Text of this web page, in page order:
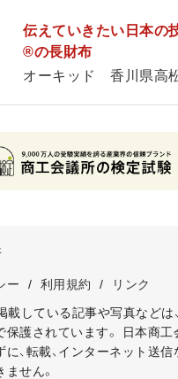
伝えていきたい日本の
®の長財布
オーキッド 香川県高
ー / 利用規約 /
リンク
載している記事や写真などは
護されています。
日本商工
、転載、インターネット送
せん。